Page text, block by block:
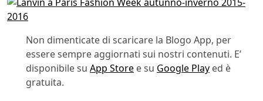
Non dimenticate di scaricare la Blogo App, per
essere sempre aggiornati sui nostri contenuti. E’
disponibile su App Store e su Google Play ed è
gratuita.